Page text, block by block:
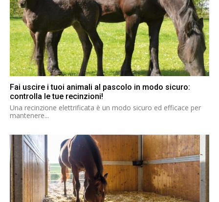
Fai uscire i tuoi animali al pascolo in modo sicuro:
controlla le tue recinzioni!
Una recinzione elettrificata è un modo sicuro ed efficace per
mantenere...